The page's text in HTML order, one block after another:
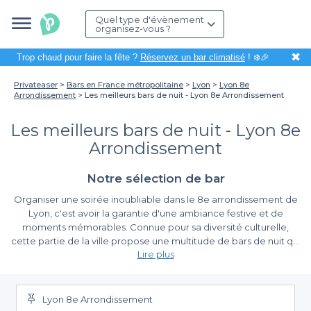
Quel type d'évènement
organisez-vous ?
Trop chaud pour faire la fête ? Réservez un bar climatisé! ❄️🎉 ✖
Privateaser Bars en France métropolitaine Lyon
Lyon 8e
Arrondissement
Les meilleurs bars de nuit - Lyon 8e Arrondissement
Les meilleurs bars de nuit - Lyon 8e
Arrondissement
Notre sélection de bar
Organiser une soirée inoubliable dans le 8e arrondissement de
Lyon, c'est avoir la garantie d'une ambiance festive et de
moments mémorables. Connue pour sa diversité culturelle,
cette partie de la ville propose une multitude de bars de nuit qui
sauront combler toutes vos attentes. Que vous souhaitiez
dans un cadre convivial, il y a une option pour chaque goût.
Profitez D’une Sélection Variée
En choisissantPrivateaserpour votre réservation, vous accédez
Lire plus
Lyon 8e Arrondissement